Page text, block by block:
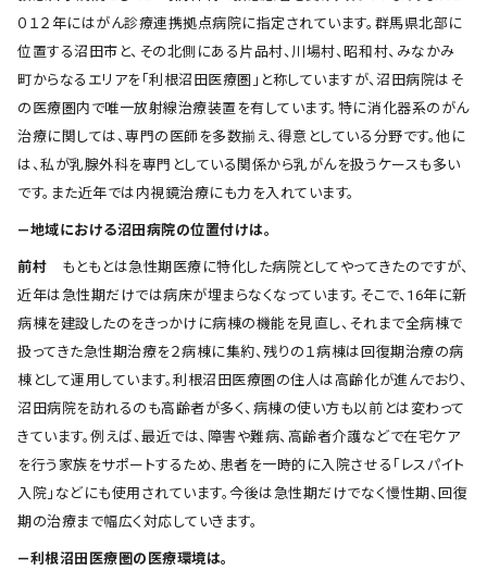
０１２年にはがん診療連携拠点病院に指定されています。群馬県北部に
位置する沼田市と、その北側にある片品村、川場村、昭和村、みなかみ
町からなるエリアを「利根沼田医療圏」と称していますが、沼田病院はそ
の医療圏内で唯一放射線治療装置を有しています。特に消化器系のがん
治療に関しては、専門の医師を多数揃え、得意としている分野です。他に
は、私が乳腺外科を専門としている関係から乳がんを扱うケースも多い
です。また近年では内視鏡治療にも力を入れています。
―地域における沼田病院の位置付けは。
前村 もともとは急性期医療に特化した病院としてやってきたのですが、
近年は急性期だけでは病床が埋まらなくなっています。そこで、16年に新
病棟を建設したのをきっかけに病棟の機能を見直し、それまで全病棟で
扱ってきた急性期治療を２病棟に集約、残りの１病棟は回復期治療の病
棟として運用しています。利根沼田医療圏の住人は高齢化が進んでおり、
沼田病院を訪れるのも高齢者が多く、病棟の使い方も以前とは変わって
きています。例えば、最近では、障害や難病、高齢者介護などで在宅ケア
を行う家族をサポートするため、患者を一時的に入院させる「レスパイト
入院」などにも使用されています。今後は急性期だけでなく慢性期、回復
期の治療まで幅広く対応していきます。
―利根沼田医療圏の医療環境は。